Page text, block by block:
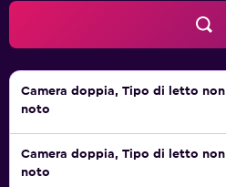
Camera doppia, Tipo di letto non
noto
Camera doppia, Tipo di letto non
noto